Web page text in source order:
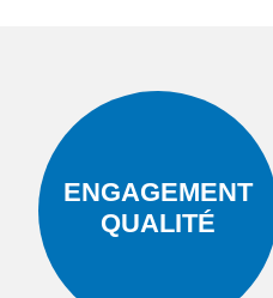
ENGAGEMENT
QUALITÉ